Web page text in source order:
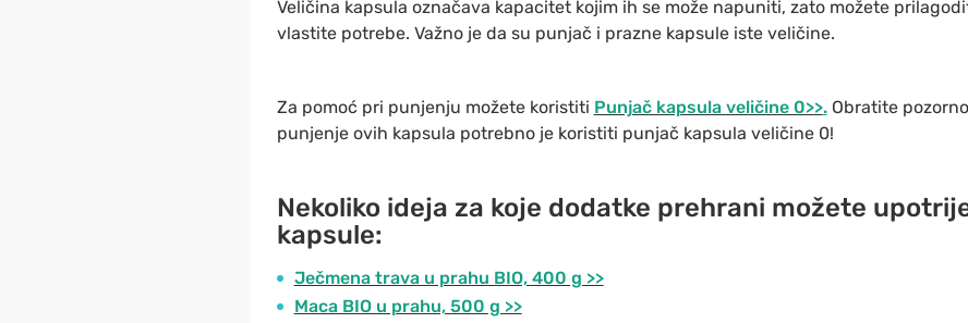
Veličina kapsula označava kapacitet kojim ih se može napuniti, zato možete
vlastite potrebe. Važno je da su punjač i prazne kapsule iste veličine.
Za pomoć pri punjenju možete koristiti Punjač kapsula veličine 0>>.Obratite
punjenje ovih kapsula potrebno je koristiti punjač kapsula veličine 0!
Nekoliko ideja za koje dodatke prehrani možete
kapsule:
Ječmena trava u prahu BIO, 400 g >>
Maca BIO u prahu, 500 g >>